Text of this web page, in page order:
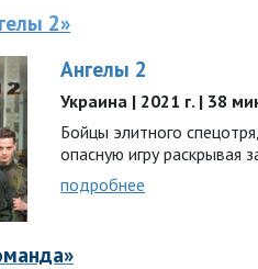
2»
Ангелы 2
Украина | 2021 г. | 38
Бойцы элитного
опасную игру раскрывая
подробнее